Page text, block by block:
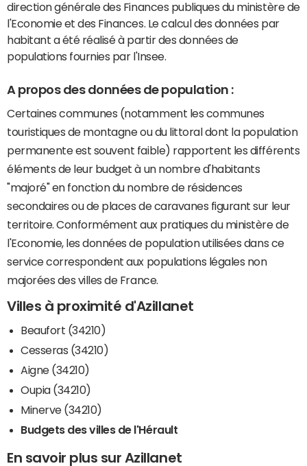
direction générale des Finances publiques du ministère de
l'Economie et des Finances. Le calcul des données par
habitant a été réalisé à partir des données de
populations fournies par l'Insee.
A propos des données de population :
Certaines communes (notamment les communes
touristiques de montagne ou du littoral dont la population
permanente est souvent faible) rapportent les différents
éléments de leur budget à un nombre d'habitants
"majoré" en fonction du nombre de résidences
secondaires ou de places de caravanes figurant sur leur
territoire. Conformément aux pratiques du ministère de
l'Economie, les données de population utilisées dans ce
service correspondent aux populations légales non
majorées des villes de France.
Villes à proximité d'Azillanet
Beaufort (34210)
Cesseras (34210)
Aigne (34210)
Oupia (34210)
Minerve (34210)
Budgets des villes de l'Hérault
En savoir plus sur Azillanet